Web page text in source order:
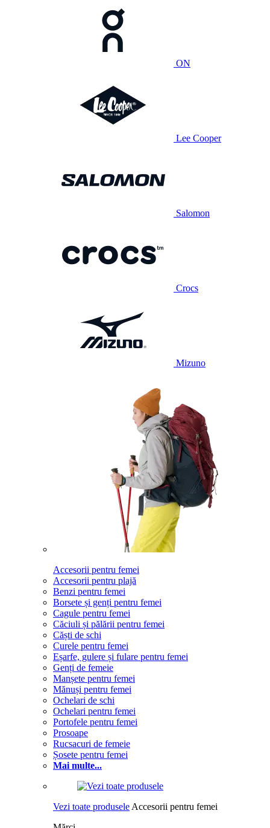
ON
Lee Cooper
Salomon
Crocs
Mizuno
Accesorii pentru femei
Accesorii pentru plajă
Benzi pentru femei
Borsete și genți pentru femei
Cagule pentru femei
Căciuli și pălării pentru femei
Căști de schi
Curele pentru femei
Eșarfe, gulere și fulare pentru femei
Genți de femeie
Manșete pentru femei
Mănuși pentru femei
Ochelari de schi
Ochelari pentru femei
Portofele pentru femei
Prosoape
Rucsacuri de femeie
Șosete pentru femei
Mai multe...
Vezi toate produsele Accesorii pentru femei